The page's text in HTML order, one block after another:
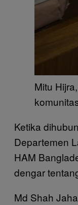
Mitu
Ketika
Departemen
HAM
dengar
Md Shah